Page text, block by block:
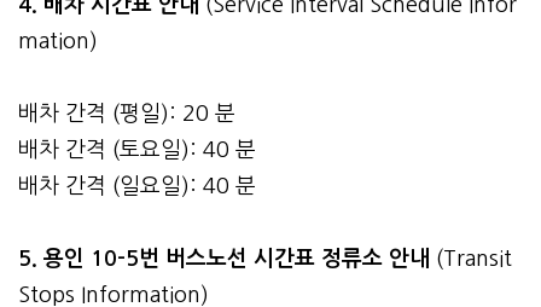
mation)
배차 간격 (평일): 20 분
배차 간격 (토요일): 40 분
배차 간격 (일요일): 40 분
5. 용인 10-5번 버스노선 시간표 정류소 안내 (Transit
Stops Information)